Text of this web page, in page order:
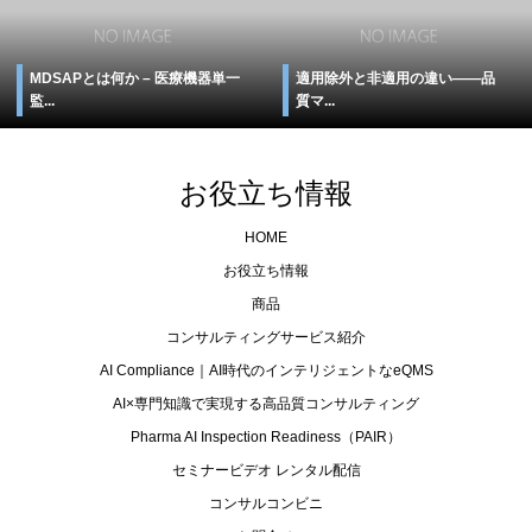
MDSAPとは何か – 医療機器単一
監...
適用除外と非適用の違い――品
質マ...
お役立ち情報
HOME
お役立ち情報
商品
コンサルティングサービス紹介
AI Compliance｜AI時代のインテリジェントなeQMS
AI×専門知識で実現する高品質コンサルティング
Pharma AI Inspection Readiness（PAIR）
セミナービデオ レンタル配信
コンサルコンビニ